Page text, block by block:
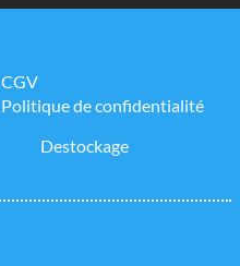
CGV
Politique de confidentialité
Destockage